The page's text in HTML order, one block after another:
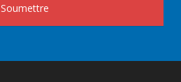
Soumettre